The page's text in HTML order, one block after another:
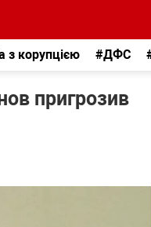
з корупцією #ДФС
пригрозив